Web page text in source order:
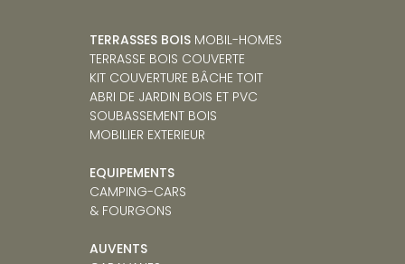
TERRASSES BOIS MOBIL-HOMES
TERRASSE BOIS COUVERTE
KIT COUVERTURE BÂCHE TOIT
ABRI DE JARDIN BOIS ET PVC
SOUBASSEMENT BOIS
MOBILIER EXTERIEUR
EQUIPEMENTS
CAMPING-CARS
& FOURGONS
AUVENTS